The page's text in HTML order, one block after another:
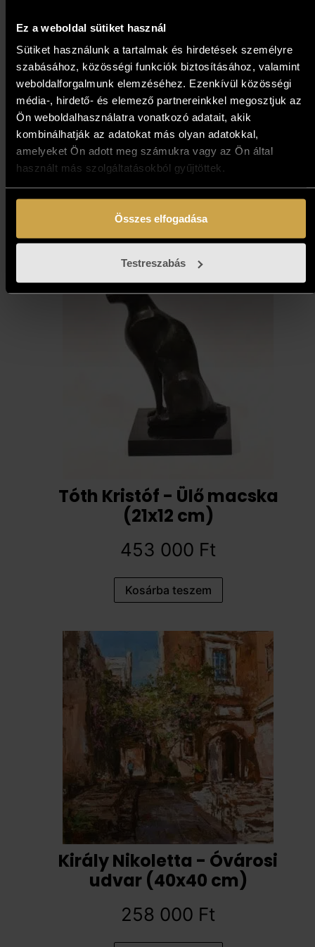
Ez a weboldal sütiket használ
Sütiket használunk a tartalmak és hirdetések személyre
szabásához, közösségi funkciók biztosításához, valamint
weboldalforgalmunk elemzéséhez. Ezenkívül közösségi
média-, hirdető- és elemező partnereinkkel megosztjuk az
Ön weboldalhasználatra vonatkozó adatait, akik
kombinálhatják az adatokat más olyan adatokkal,
amelyeket Ön adott meg számukra vagy az Ön által
használt más szolgáltatásokból gyűjtöttek.
Összes elfogadása
Testreszabás
Pósa Ede - Párban (13x33 cm)
151 000Ft
Kosárba teszem
Tóth Kristóf - Ülő macska
(21x12 cm)
453 000 Ft
Kosárba teszem
Király Nikoletta - Óvárosi
udvar (40x40 cm)
258 000 Ft